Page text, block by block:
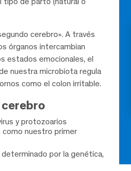
cerebro». A través
órganos intercambian
estados emocionales, el
nuestra microbiota regula
como el colon irritable.
y protozoarios
como nuestro primer
por la genética,